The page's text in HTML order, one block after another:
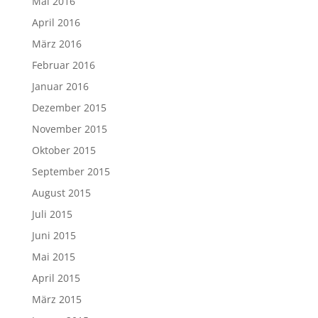
April 2016
März 2016
Februar 2016
Januar 2016
Dezember 2015
November 2015
Oktober 2015
September 2015
August 2015
Juli 2015
Juni 2015
Mai 2015
April 2015
März 2015